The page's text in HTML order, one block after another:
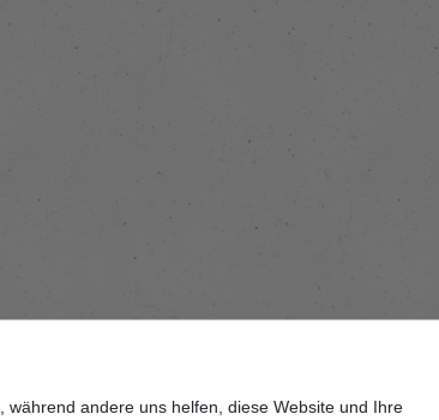
andere uns helfen, diese Website und Ihre